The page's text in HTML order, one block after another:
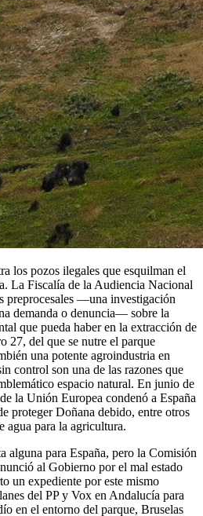
los pozos ilegales que esquilman el
La Fiscalía de la Audiencia Nacional
preprocesales —una investigación
demanda o denuncia— sobre la
que pueda haber en la extracción de
27, del que se nutre el parque
una potente agroindustria en
control son una de las razones que
espacio natural. En junio de
la Unión Europea condenó a España
proteger Doñana debido, entre otros
agua para la agricultura.
alguna para España, pero la Comisión
al Gobierno por el mal estado
un expediente por este mismo
del PP y Vox en Andalucía para
en el entorno del parque, Bruselas